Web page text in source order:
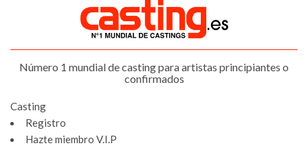
Número 1 mundial de casting para artistas principiantes o
confirmados
Casting
Registro
Hazte miembro V.I.P